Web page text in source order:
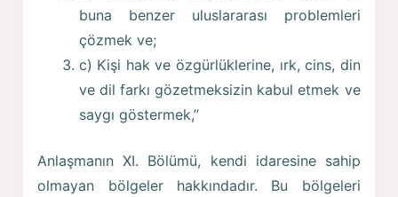
buna benzer uluslararası problemleri
çözmek ve;
c) Kişi hak ve özgürlüklerine, ırk, cins, din
ve dil farkı gözetmeksizin kabul etmek ve
saygı göstermek,”
Anlaşmanın XI. Bölümü, kendi idaresine sahip
olmayan bölgeler hakkındadır. Bu bölgeleri